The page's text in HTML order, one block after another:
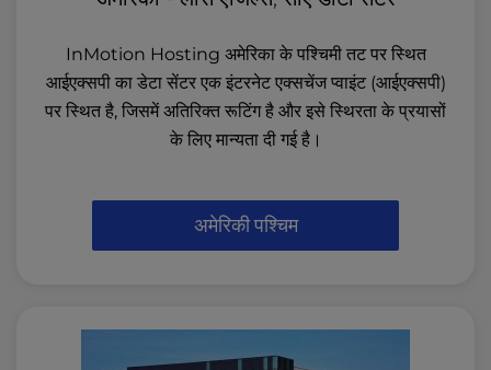
InMotion Hosting अमेरिका के पश्चिमी तट पर स्थित
आईएक्सपी का डेटा सेंटर एक इंटरनेट एक्सचेंज प्वाइंट (आईएक्सपी)
पर स्थित है, जिसमें अतिरिक्त रूटिंग है और इसे स्थिरता के प्रयासों
के लिए मान्यता दी गई है।
अमेरिकी पश्चिम